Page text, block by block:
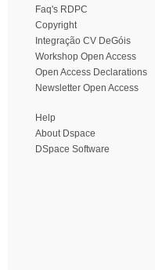
Faq's RDPC
Copyright
Integração CV DeGóis
Workshop Open Access
Open Access Declarations
Newsletter Open Access
Help
About Dspace
DSpace Software